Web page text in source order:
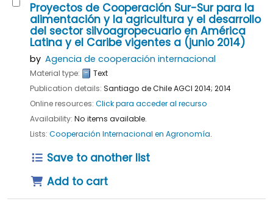
Proyectos de Cooperación Sur-Sur para la
alimentación y la agricultura y el desarrollo
del sector silvoagropecuario en América
Latina y el Caribe vigentes a (junio 2014)
by Agencia de cooperación internacional
Material type:
Text
Publication details: Santiago de ChileAGCI 2014; 2014
Online resources: Click para acceder al recurso
Availability: No items available.
Lists: Cooperación Internacional en Agronomía.
Save to another list
Add to cart